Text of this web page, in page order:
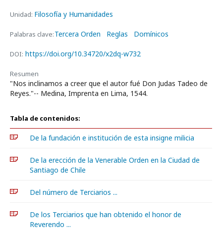
Unidad: Filosofía y Humanidades
Palabras clave:Tercera Orden Reglas Domínicos
DOI: https://doi.org/10.34720/x2dq-w732
Resumen
"Nos inclinamos a creer que el autor fué Don Judas Tadeo de
Reyes."-- Medina, Imprenta en Lima, 1544.
Tabla de contenidos:
De la fundación e institución de esta insigne milicia
De la erección de la Venerable Orden en la Ciudad de
Santiago de Chile
Del número de Terciarios ...
De los Terciarios que han obtenido el honor de
Reverendo ...